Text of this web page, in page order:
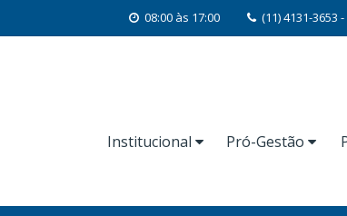
(11) 4131-3653
08:00 às 17:00
Institucional Pró-Gestão